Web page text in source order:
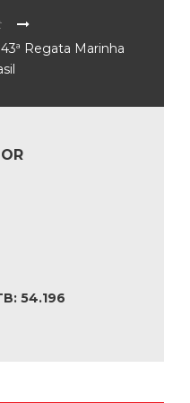
Regata Marinha
54.196